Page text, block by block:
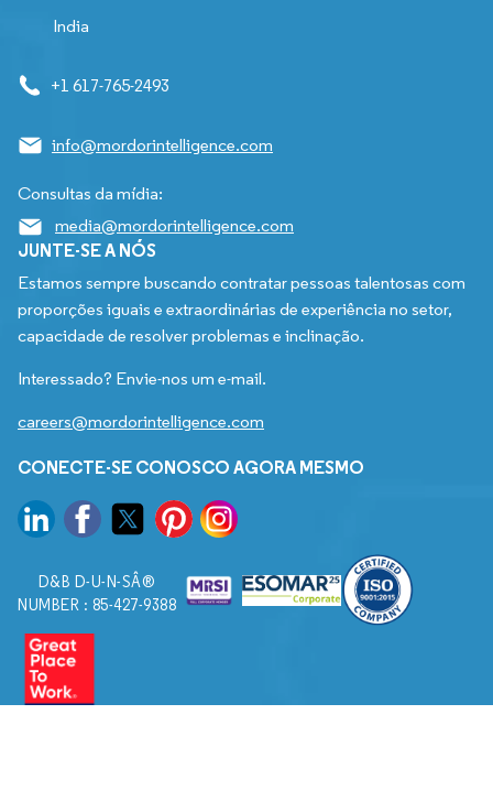
India
+1 617-765-2493
info@mordorintelligence.com
Consultas da mídia:
media@mordorintelligence.com
JUNTE-SE A NÓS
Estamos sempre buscando contratar pessoas talentosas com
proporções iguais e extraordinárias de experiência no setor,
capacidade de resolver problemas e inclinação.
Interessado? Envie-nos um e-mail.
careers@mordorintelligence.com
CONECTE-SE CONOSCO AGORA MESMO
D&B D-U-N-SÂ®
NUMBER : 85-427-9388